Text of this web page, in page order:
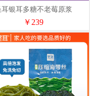
耳银耳多糖不老莓原浆
￥239